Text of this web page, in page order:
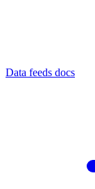
Data feeds docs